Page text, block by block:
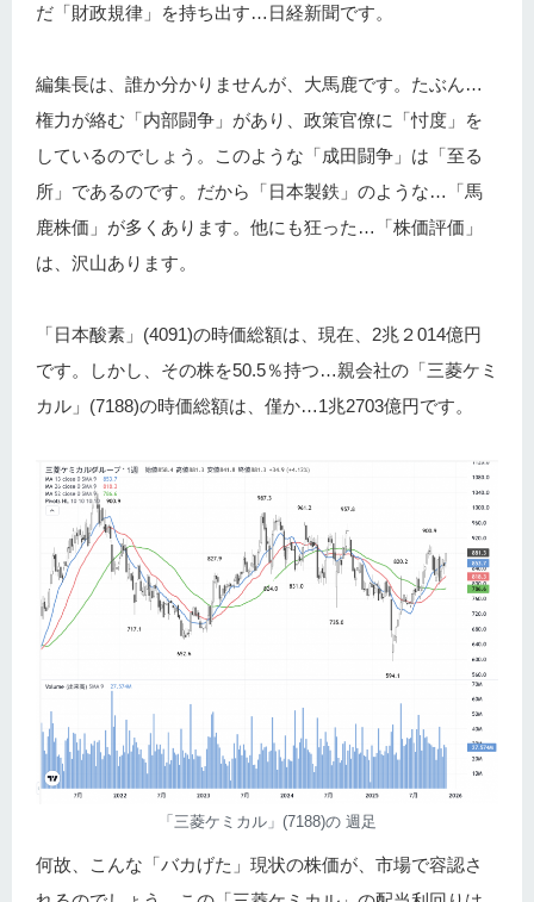
だ「財政規律」を持ち出す…日経新聞です。
編集長は、誰か分かりませんが、大馬鹿です。たぶん…
権力が絡む「内部闘争」があり、政策官僚に「忖度」を
しているのでしょう。このような「成田闘争」は「至る
所」であるのです。だから「日本製鉄」のような…「馬
鹿株価」が多くあります。他にも狂った…「株価評価」
は、沢山あります。
「日本酸素」(4091)の時価総額は、現在、2兆２014億円
です。しかし、その株を50.5％持つ…親会社の「三菱ケミ
カル」(7188)の時価総額は、僅か…1兆2703億円です。
「三菱ケミカル」(7188)の 週足
何故、こんな「バカげた」現状の株価が、市場で容認さ